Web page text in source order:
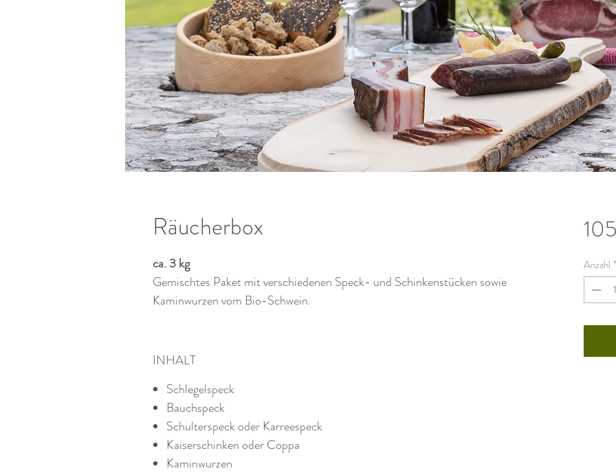
Räucherbox
ca. 3 kg
Gemischtes Paket mit verschiedenen Speck- und Schinkenstücken sowie
Kaminwurzen vom Bio-Schwein.
INHALT
Schlegelspeck
Bauchspeck
Schulterspeck oder Karreespeck
Kaiserschinken oder Coppa
Kaminwurzen
Anzahl *